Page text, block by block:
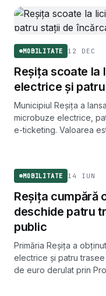
MOBILITATE 12 DEC
Reșița scoate la
electrice și
Municipiul Reșița a
microbuze electrice,
e-ticketing. Valoarea
MOBILITATE 14 IUN
Reșița cumpără
deschide patru
public
Primăria Reșița a
electrice și patru
de euro derulat prin